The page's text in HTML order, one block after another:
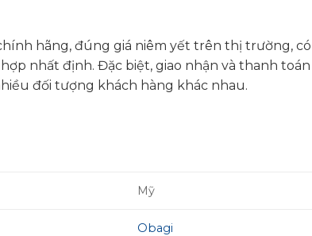
hãng, đúng giá niêm yết trên thị trường, có
nhất định. Đặc biệt, giao nhận và thanh
đối tượng khách hàng khác nhau.
Mỹ
Obagi